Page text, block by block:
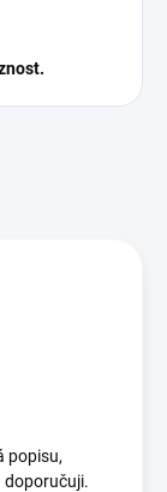
popisu,
doporučuji.